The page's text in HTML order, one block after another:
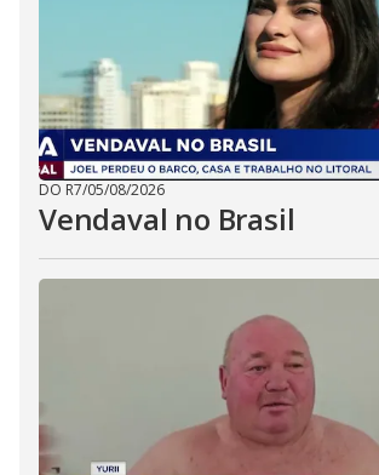
DO R7/05/08/2026
Vendaval no Brasil